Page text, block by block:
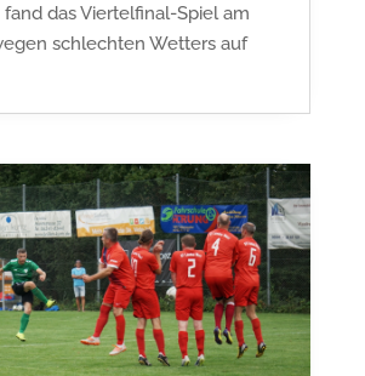
das Viertelfinal-Spiel am
schlechten Wetters auf